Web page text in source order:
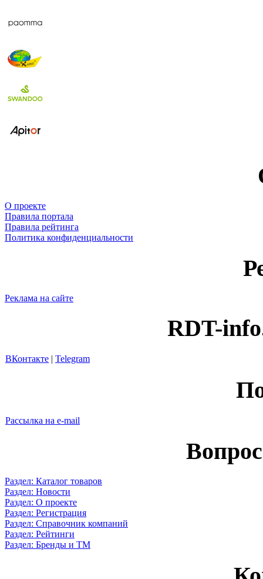
О проекте
Правила портала
Правила рейтинга
Политика конфиденциальности
Реклама на сайте
RDT-
ВКонтакте | Telegram
Рассылка на e-mail
Раздел: Каталог товаров
Раздел: Новости
Раздел: О проекте
Раздел: Регистрация
Раздел: Справочник компаний
Раздел: Рейтинги
Раздел: Бренды и ТМ